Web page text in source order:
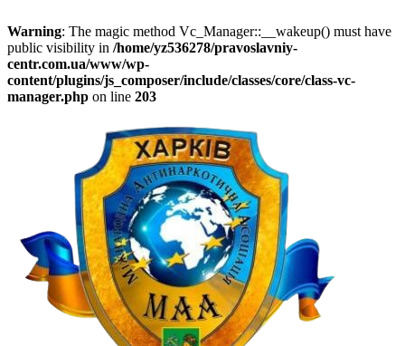
Warning: The magic method Vc_Manager::__wakeup() must have
public visibility in /home/yz536278/pravoslavniy-
centr.com.ua/www/wp-
content/plugins/js_composer/include/classes/core/class-vc-
manager.php on line 203